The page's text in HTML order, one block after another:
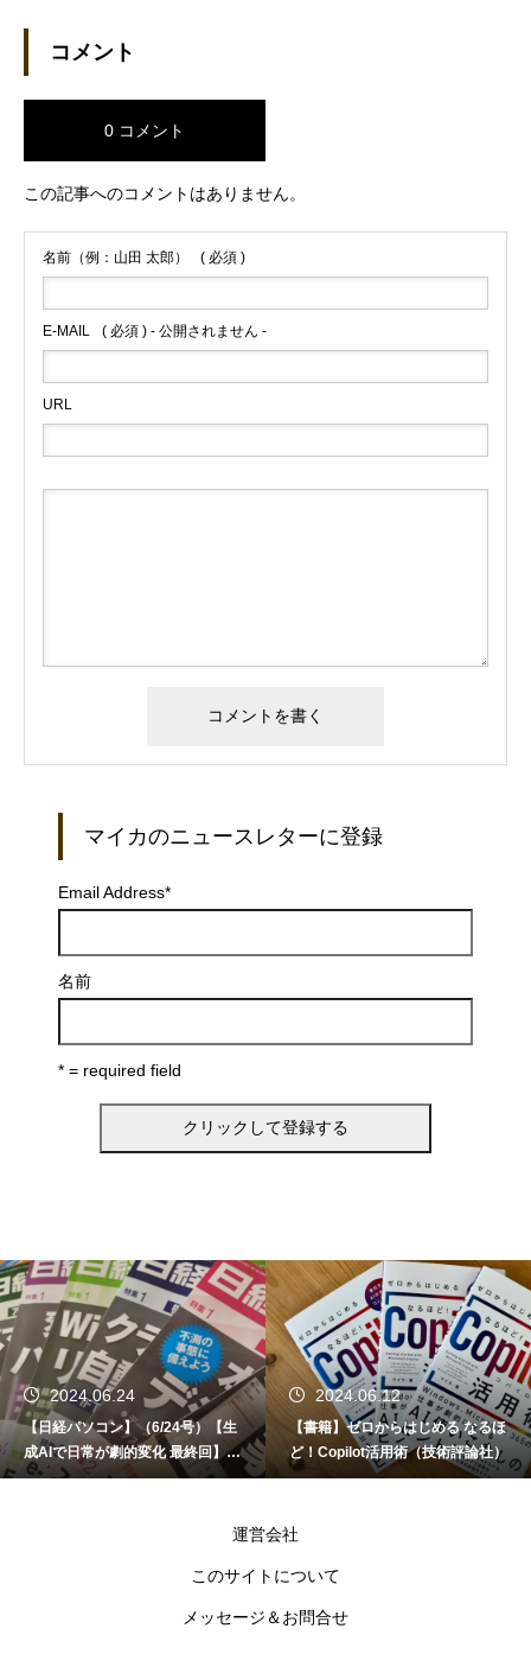
コメント
0 コメント
この記事へのコメントはありません。
名前（例：山田 太郎） ( 必須 )
E-MAIL ( 必須 ) - 公開されません -
URL
マイカのニュースレターに登録
Email Address*
名前
* = required field
2024.06.24
【日経パソコン】（6/24号）【生
成AIで日常が劇的変化 最終回】 A
I時代のアプリケーション／サービ
2024.06.12
【書籍】ゼロからはじめる なるほ
ど！Copilot活用術（技術評論社）
運営会社
このサイトについて
メッセージ＆お問合せ